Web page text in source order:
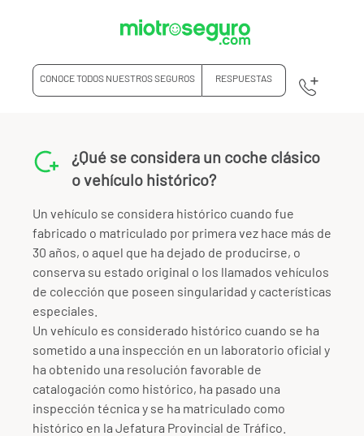
CONOCE TODOS NUESTROS SEGUROS RESPUESTAS
¿Qué se considera un coche clásico
o vehículo histórico?
Un vehículo se considera histórico cuando fue
fabricado o matriculado por primera vez hace más de
30 años, o aquel que ha dejado de producirse, o
conserva su estado original o los llamados vehículos
de colección que poseen singularidad y cacterísticas
especiales.
Un vehículo es considerado histórico cuando se ha
sometido a una inspección en un laboratorio oficial y
ha obtenido una resolución favorable de
catalogación como histórico, ha pasado una
inspección técnica y se ha matriculado como
histórico en la Jefatura Provincial de Tráfico.